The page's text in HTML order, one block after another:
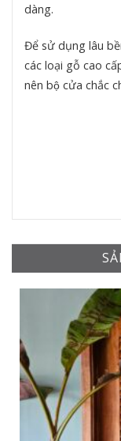
dàng.
Để sử dụng lâu
các loại gỗ cao
nên bộ cửa chắc